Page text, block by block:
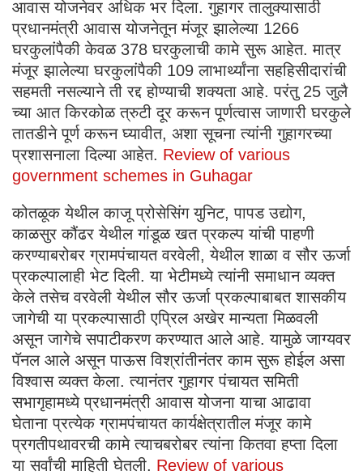
आवास योजनेवर अधिक भर दिला. गुहागर तालुक्यासाठी
प्रधानमंत्री आवास योजनेतून मंजूर झालेल्या 1266
घरकुलांपैकी केवळ 378 घरकुलाची कामे सुरू आहेत. मात्र
मंजूर झालेल्या घरकुलांपैकी 109 लाभार्थ्यांना सहहिसीदारांची
सहमती नसल्याने ती रद्द होण्याची शक्यता आहे. परंतु 25 जुलै
च्या आत किरकोळ त्रुटी दूर करून पूर्णत्वास जाणारी घरकुले
तातडीने पूर्ण करून घ्यावीत, अशा सूचना त्यांनी गुहागरच्या
प्रशासनाला दिल्या आहेत. Review of various
government schemes in Guhagar
कोतळूक येथील काजू प्रोसेसिंग युनिट, पापड उद्योग,
काळसुर कौंढर येथील गांडूळ खत प्रकल्प यांची पाहणी
करण्याबरोबर ग्रामपंचायत वरवेली, येथील शाळा व सौर ऊर्जा
प्रकल्पालाही भेट दिली. या भेटीमध्ये त्यांनी समाधान व्यक्त
केले तसेच वरवेली येथील सौर ऊर्जा प्रकल्पाबाबत शासकीय
जागेची या प्रकल्पासाठी एप्रिल अखेर मान्यता मिळवली
असून जागेचे सपाटीकरण करण्यात आले आहे. यामुळे जाग्यवर
पॅनल आले असून पाऊस विश्रांतीनंतर काम सुरू होईल असा
विश्वास व्यक्त केला. त्यानंतर गुहागर पंचायत समिती
सभागृहामध्ये प्रधानमंत्री आवास योजना याचा आढावा
घेताना प्रत्येक ग्रामपंचायत कार्यक्षेत्रातील मंजूर कामे
प्रगतीपथावरची कामे त्याचबरोबर त्यांना कितवा हप्ता दिला
या सर्वांची माहिती घेतली. Review of various